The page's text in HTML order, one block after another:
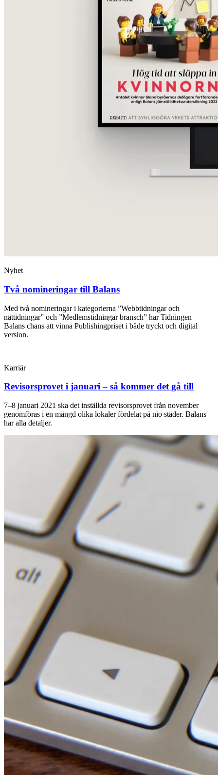
Nyhet
Två nomineringar till Balans
Med två nomineringar i kategorierna ”Webbtidningar och
nättidningar” och ”Medlemstidningar bransch” har Tidningen
Balans chans att vinna Publishingpriset i både tryckt och digital
version.
Karriär
Revisorsprovet i januari – så kommer det gå till
7–8 januari 2021 ska det inställda revisorsprovet från november
genomföras i en mängd olika lokaler fördelat på nio städer. Balans
har alla detaljer.